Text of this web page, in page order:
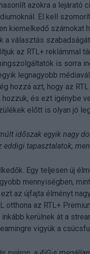
azokra a lejárató
El kell
kiemelkedő számokat
választás
az RTL+ reklámmal
is sorra
legnagyobb
hozzá azt, hogy az
és ezt igénybe
előtt is olyan jó
időszak egyik nagy
tapasztalatok,
Egy teljesen új
mennyiségben,
az újfajta élményt
otthona az RTL+
kerülnek át a
vigyük a